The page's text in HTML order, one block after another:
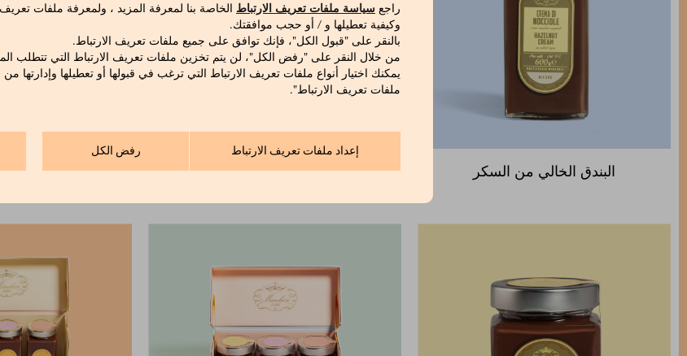
راجع سياسة ملفات تعريف الارتباط الخاصة بنا لمعرفة المزيد ، ولمعرفة ملفات
وكيفية تعطيلها و / أو حجب موافقتك.
بالنقر على "قبول الكل"، فإنك توافق على جميع ملفات تعريف الارتباط.
من خلال النقر على "رفض الكل"، لن يتم تخزين ملفات تعريف الارتباط التي تتطلب
يمكنك اختيار أنواع ملفات تعريف الارتباط التي ترغب في قبولها أو تعطيلها وإدارتها
ملفات تعريف الارتباط".
رفض الكل إعداد ملفات تعريف الارتباط
البندق الخالي من السكر الفستق الحلبي كلاسيكية مع